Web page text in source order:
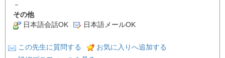
－
その他
日本語会話OK
日本語メールOK
この先生に質問する
お気に入りへ追加する